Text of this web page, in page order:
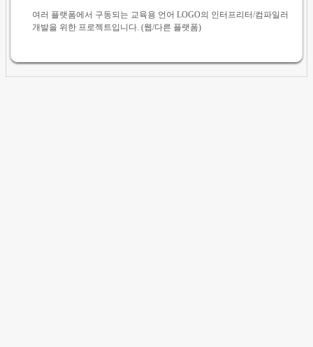
여러 플랫폼에서 구동되는 교육용 언어 LOGO의 인터프리터/컴파일러
개발을 위한 프로젝트입니다. (웹/다른 플랫폼)